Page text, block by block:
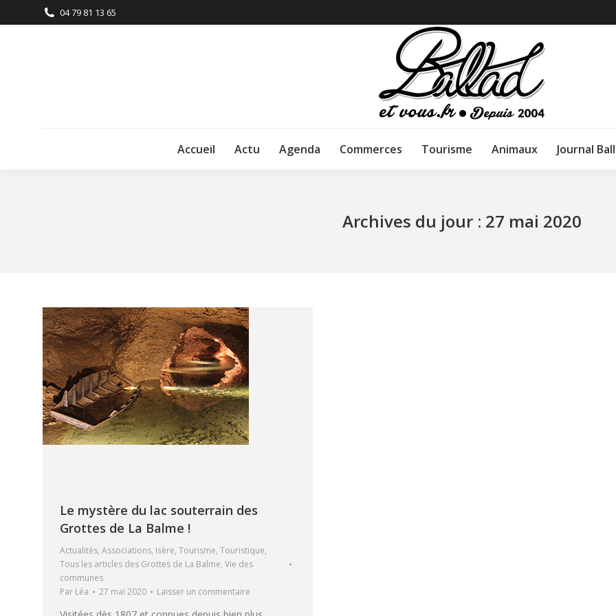
04 79 81 13 65
Accueil Actu Agenda Commerces Tourisme Animaux Journal
Archives du jour : 27 mai 2020
Le mystère du lac souterrain des
Grottes de La Balme !
Actualités, Associations, Isère, Tourisme, Touristique,
Tous les articles des Grottes de La Balme, Vie des
communes
Par Léa 27 mai 2020 Laisser un commentaire